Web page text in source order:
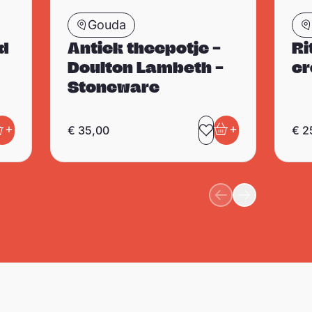
aan favorieten
+
winkelwagen
Gouda
Antiek theepotje –
Doulton Lambeth –
Stoneware
€ 35,00
Toevoegen
+
In
€